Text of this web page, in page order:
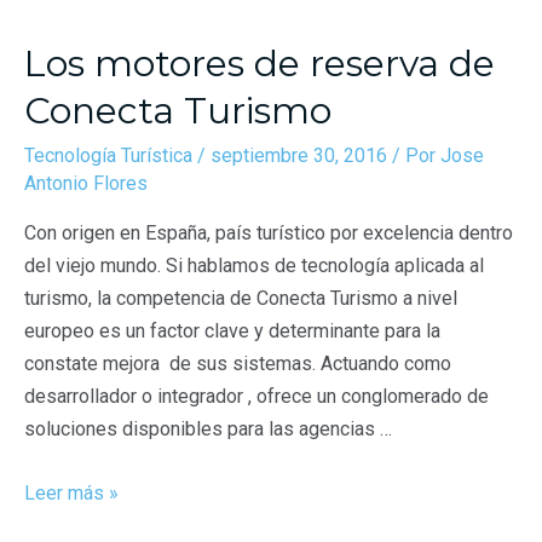
Los motores de reserva de
Conecta Turismo
Tecnología Turística / septiembre 30, 2016 / Por Jose
Antonio Flores
Con origen en España, país turístico por excelencia dentro
del viejo mundo. Si hablamos de tecnología aplicada al
turismo, la competencia de Conecta Turismo a nivel
europeo es un factor clave y determinante para la
constate mejora de sus sistemas. Actuando como
desarrollador o integrador , ofrece un conglomerado de
soluciones disponibles para las agencias …
Leer más »